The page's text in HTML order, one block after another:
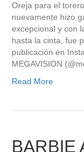
Oreja para el
nuevamente hizo
excepcional y con
hasta la cinta, fue
publicación en
MEGAVISION
Read More
BARBIE